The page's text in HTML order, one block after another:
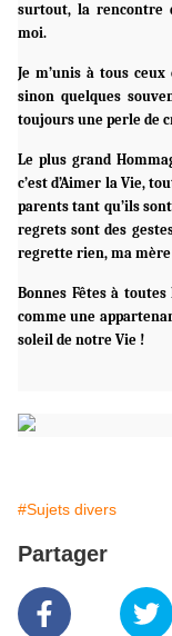
surtout, la rencontre
moi.
Je m’unis à tous
sinon quelques
toujours une perle de
Le plus grand
c’est d’Aimer la Vie,
parents tant qu’ils
regrets sont des
regrette rien, ma mère
Bonnes Fêtes à
comme une
soleil de notre Vie !
#Sujets divers
Partager